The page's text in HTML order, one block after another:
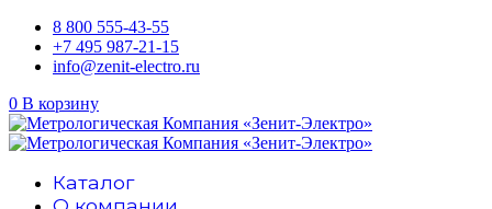
8 800 555-43-55
+7 495 987-21-15
info@zenit-electro.ru
0 В корзину
Каталог